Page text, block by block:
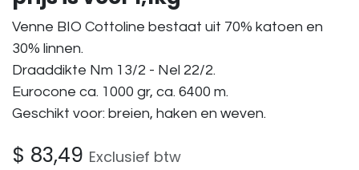
Venne BIO Cottoline bestaat uit 70% katoen en
30% linnen.
Draaddikte Nm 13/2 - Nel 22/2.
Eurocone ca. 1000 gr, ca. 6400 m.
Geschikt voor: breien, haken en weven.
$ 83,49 Exclusief btw